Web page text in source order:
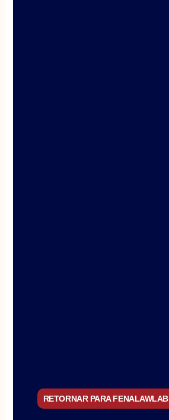
RETORNAR PARA FENALAWLAB